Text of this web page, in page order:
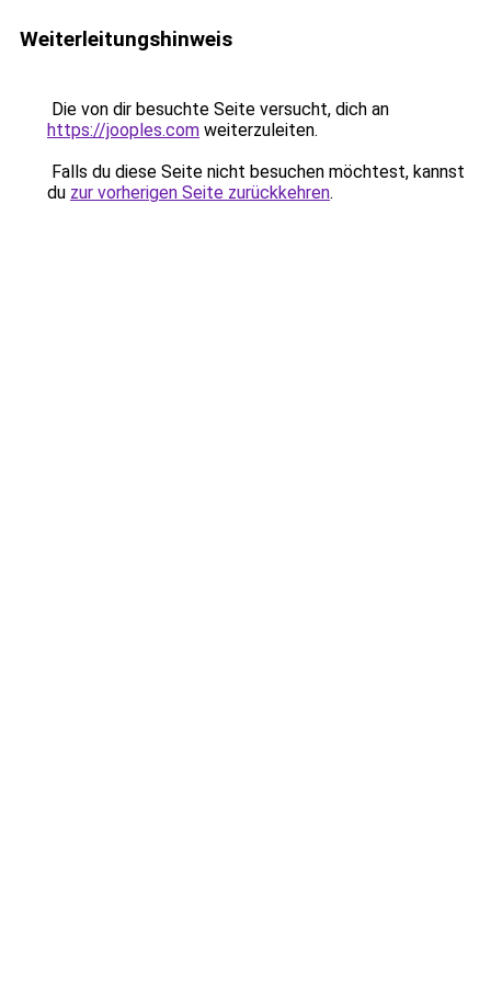
Weiterleitungshinweis
Die von dir besuchte Seite versucht, dich an
https://jooples.com weiterzuleiten.
Falls du diese Seite nicht besuchen möchtest, kannst
du zur vorherigen Seite zurückkehren.